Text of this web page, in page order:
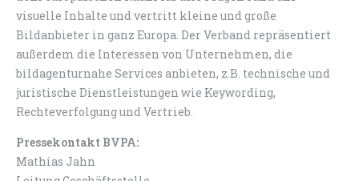
visuelle Inhalte und vertritt kleine und große
Bildanbieter in ganz Europa. Der Verband repräsentiert
außerdem die Interessen von Unternehmen, die
bildagenturnahe Services anbieten, z.B. technische und
juristische Dienstleistungen wie Keywording,
Rechteverfolgung und Vertrieb.
Pressekontakt BVPA:
Mathias Jahn